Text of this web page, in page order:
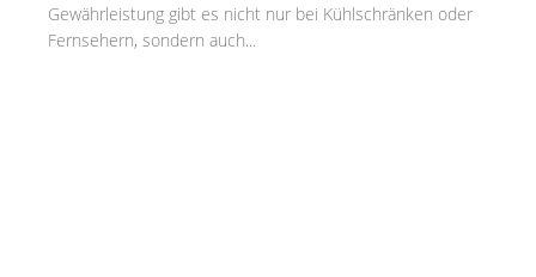
Gewährleistung gibt es nicht nur bei Kühlschränken oder
Fernsehern, sondern auch...